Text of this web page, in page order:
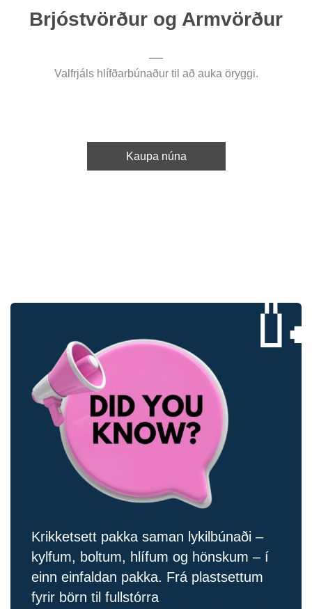
Brjóstvörður og Armvörður
Valfrjáls hlífðarbúnaður til að auka öryggi.
Kaupa núna
Krikketsett pakka saman lykilbúnaði –
kylfum, boltum, hlífum og hönskum – í
einn einfaldan pakka. Frá plastsettum
fyrir börn til fullstórra